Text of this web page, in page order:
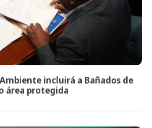
incluirá a Bañados de
área protegida